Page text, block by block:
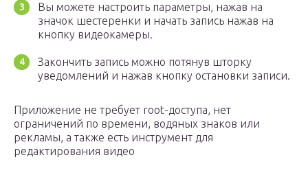
Вы можете настроить параметры, нажав на
значок шестеренки и начать запись нажав на
кнопку видеокамеры.
Закончить запись можно потянув шторку
уведомлений и нажав кнопку остановки записи.
Приложение не требует root-доступа, нет
ограничений по времени, водяных знаков или
рекламы, а также есть инструмент для
редактирования видео